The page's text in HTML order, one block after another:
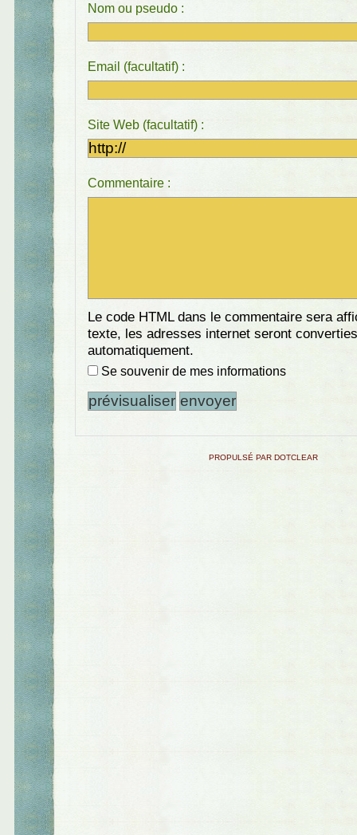
Nom ou pseudo :
Email (facultatif) :
Site Web (facultatif) :
Commentaire :
Le code HTML dans le commentaire sera
texte, les adresses internet seront converties
automatiquement.
Se souvenir de mes informations
PROPULSÉ PAR DOTCLEAR